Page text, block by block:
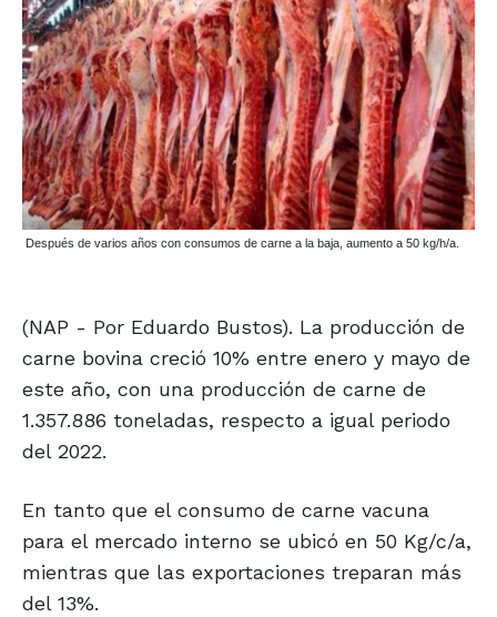
Después de varios años con consumos de carne a la baja, aumento a 50 kg/h/a.
(NAP - Por Eduardo Bustos). La producción de
carne bovina creció 10% entre enero y mayo de
este año, con una producción de carne de
1.357.886 toneladas, respecto a igual periodo
del 2022.
En tanto que el consumo de carne vacuna
para el mercado interno se ubicó en 50 Kg/c/a,
mientras que las exportaciones treparan más
del 13%.